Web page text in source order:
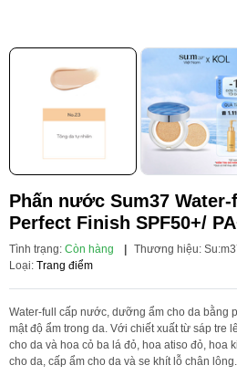
Phấn nước Sum37
Perfect Finish SPF50+/
Tình trạng: Còn hàng Thương hiệu:
Loại: Trang điểm
Water-full cấp nước, dưỡng ẩm cho da bằng
mật độ ẩm trong da. Với chiết xuất từ sáp tre
cho da và hoa cỏ ba lá đỏ, hoa atiso đỏ, hoa
cho da, cấp ẩm cho da và se khít lỗ chân lông.